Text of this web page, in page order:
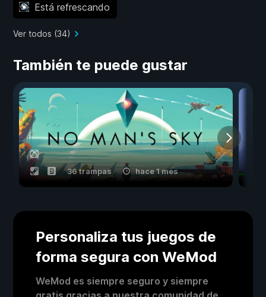
Está refrescando
Ver todos (34)
También te puede gustar
36 trampas hace 1 mes
Personaliza tus juegos de
forma segura con WeMod
WeMod es siempre seguro y siempre